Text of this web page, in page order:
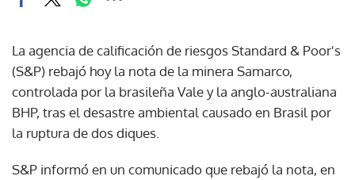
La agencia de calificación de riesgos Standard & Poor's
(S&P) rebajó hoy la nota de la minera Samarco,
controlada por la brasileña Vale y la anglo-australiana
BHP, tras el desastre ambiental causado en Brasil por
la ruptura de dos diques.
S&P informó en un comunicado que rebajó la nota, en